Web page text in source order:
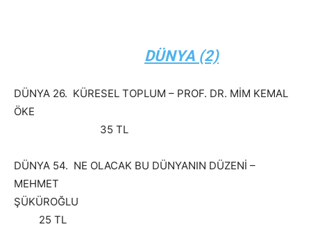
DÜNYA (2)
DÜNYA 26. KÜRESEL TOPLUM – PROF. DR. MİM KEMAL
ÖKE
35 TL
DÜNYA 54. NE OLACAK BU DÜNYANIN DÜZENİ –
MEHMET
ŞÜKÜROĞLU
25 TL